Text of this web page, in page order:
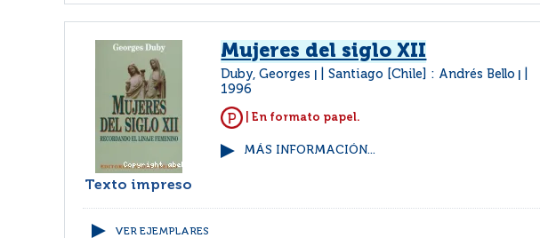
Texto impreso
Mujeres del siglo XII
Duby, Georges Santiago [Chile] : Andrés Bello
1996
| En formato papel.
MÁS INFORMACIÓN...
VER EJEMPLARES